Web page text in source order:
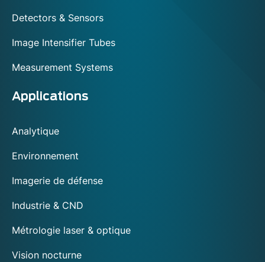
Detectors & Sensors
Image Intensifier Tubes
Measurement Systems
Applications
Analytique
Environnement
Imagerie de défense
Industrie & CND
Métrologie laser & optique
Vision nocturne